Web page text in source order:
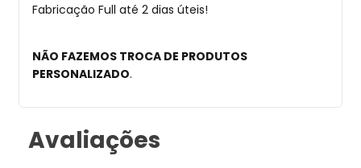
Fabricação Full até 2 dias úteis!
NÃO FAZEMOS TROCA DE PRODUTOS
PERSONALIZADO.
Avaliações